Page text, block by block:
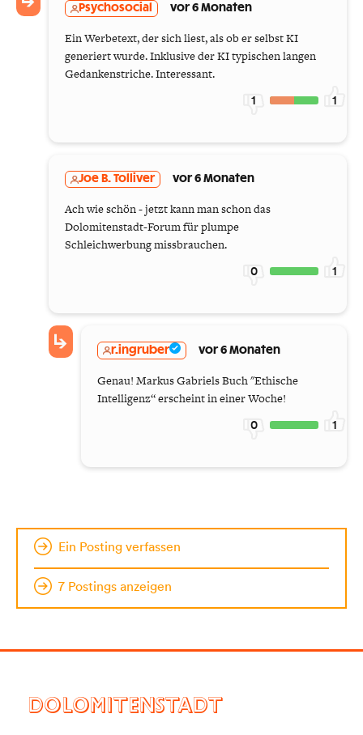
Psychosocial vor 6 Monaten
Ein Werbetext, der sich liest, als ob er selbst KI
generiert wurde. Inklusive der KI typischen langen
Gedankenstriche. Interessant.
1 1
Joe B. Tolliver vor 6 Monaten
Ach wie schön - jetzt kann man schon das
Dolomitenstadt-Forum für plumpe
Schleichwerbung missbrauchen.
0 1
r.ingruber vor 6 Monaten
Genau! Markus Gabriels Buch "Ethische
Intelligenz“ erscheint in einer Woche!
0 1
Ein Posting verfassen
7 Postings anzeigen
DOLOMITENSTADT